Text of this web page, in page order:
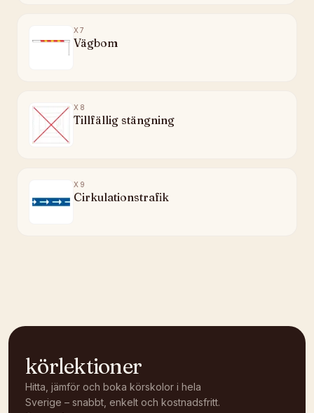
X7
Vägbom
X8
Tillfällig stängning
X9
Cirkulationstrafik
körlektioner
Hitta, jämför och boka körskolor i hela
Sverige – snabbt, enkelt och kostnadsfritt.